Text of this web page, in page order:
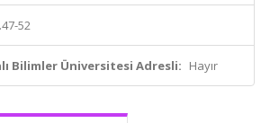
52
Bilimler Üniversitesi Adresli: Hayır